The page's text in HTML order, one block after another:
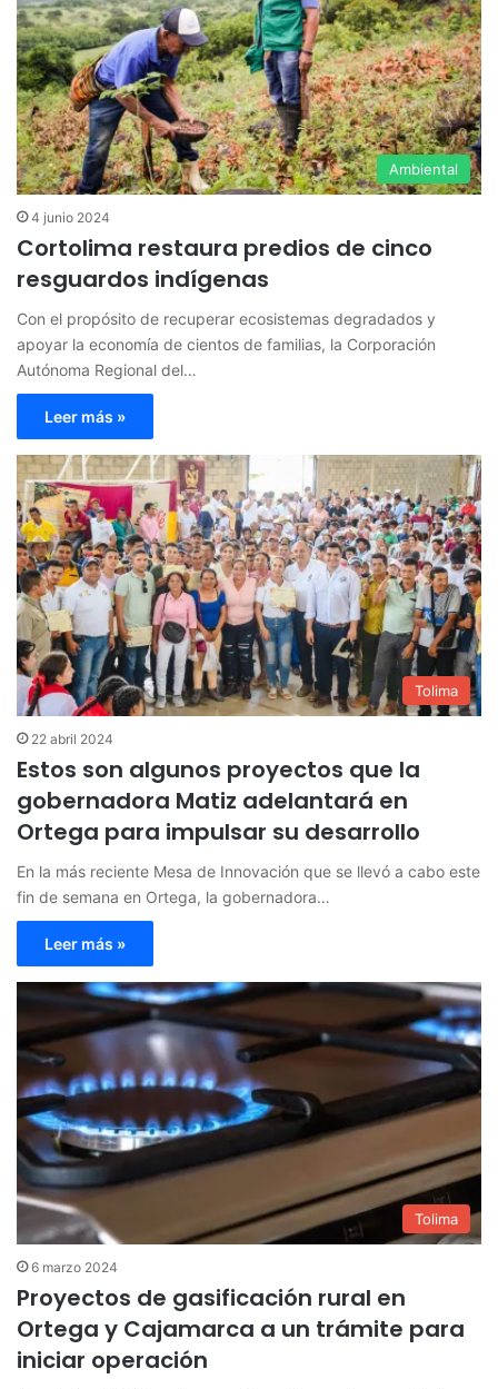
Ambiental
4 junio 2024
Cortolima restaura predios de cinco
resguardos indígenas
Con el propósito de recuperar ecosistemas degradados y
apoyar la economía de cientos de familias, la Corporación
Autónoma Regional del…
Leer más »
Tolima
22 abril 2024
Estos son algunos proyectos que la
gobernadora Matiz adelantará en
Ortega para impulsar su desarrollo
En la más reciente Mesa de Innovación que se llevó a cabo este
fin de semana en Ortega, la gobernadora…
Leer más »
Tolima
6 marzo 2024
Proyectos de gasificación rural en
Ortega y Cajamarca a un trámite para
iniciar operación